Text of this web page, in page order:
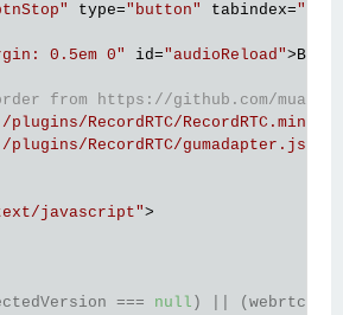
type="button" tabindex="50"
0.5em 0" id="audioReload">
from https://github.com/muaz-
RecordRTC/RecordRTC.min.js"
RecordRTC/gumadapter.js"
javascript">
=== null ) ||